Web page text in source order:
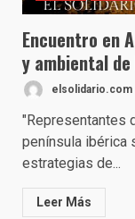
Encuentro en
y ambiental
elsolidario.com
"Representantes
península ibérica
estrategias de...
Leer Más